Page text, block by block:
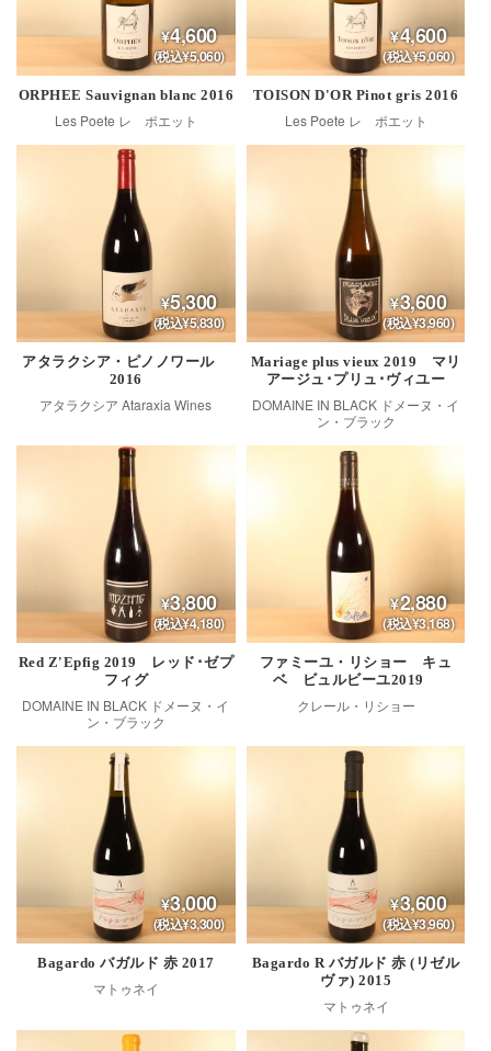
4,600
(税込¥5,060)
ORPHEE Sauvignan blanc 2016
Les Poete レ ポエット
4,600
(税込¥5,060)
TOISON D'OR Pinot gris 2016
Les Poete レ ポエット
5,300
(税込¥5,830)
アタラクシア・ピノノワール
2016
アタラクシア Ataraxia Wines
3,600
(税込¥3,960)
Mariage plus vieux 2019 マリ
アージュ･プリュ･ヴィユー
DOMAINE IN BLACK ドメーヌ・イ
ン・ブラック
3,800
(税込¥4,180)
Red Z'Epfig 2019 レッド･ゼプ
フィグ
DOMAINE IN BLACK ドメーヌ・イ
ン・ブラック
2,880
(税込¥3,168)
ファミーユ・リショー キュ
ベ ビュルビーユ2019
クレール・リショー
3,000
(税込¥3,300)
Bagardo バガルド 赤 2017
マトゥネイ
3,600
(税込¥3,960)
Bagardo R バガルド 赤 (リゼル
ヴァ) 2015
マトゥネイ